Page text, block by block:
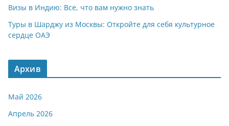
Визы в Индию: Все, что вам нужно знать
Туры в Шарджу из Москвы: Откройте для себя культурное
сердце ОАЭ
Архив
Май 2026
Апрель 2026